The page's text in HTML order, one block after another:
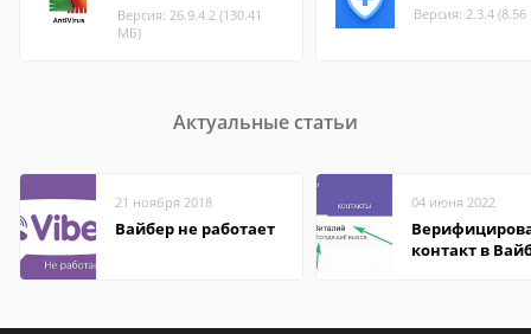
Версия: 26.9.4.2 (130.41
МБ)
Версия: 2.3.4
Актуальные статьи
21 ноября 2018
Вайбер не работает
04 июня 2022
контакт в